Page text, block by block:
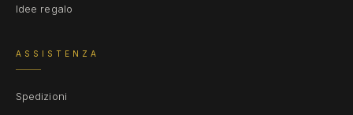
Idee regalo
ASSISTENZA
Spedizioni